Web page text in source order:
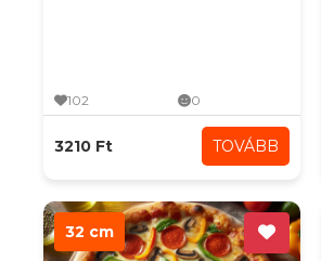
102 0
3210 Ft TOVÁBB
32 cm